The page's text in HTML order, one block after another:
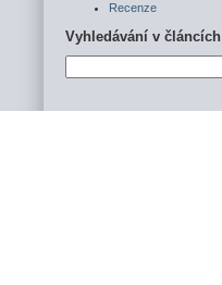
Recenze
Vyhledávání v článcích